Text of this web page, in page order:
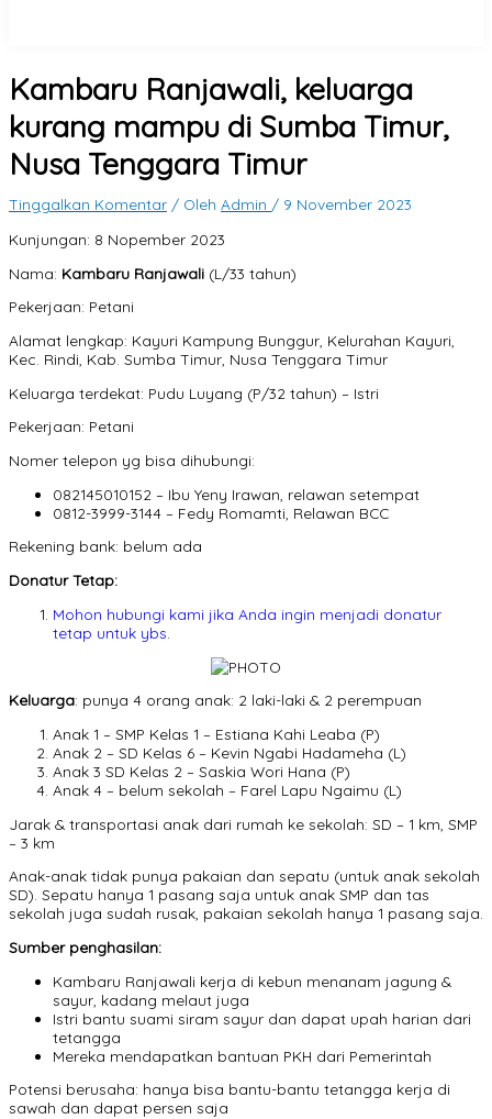
Kambaru Ranjawali, keluarga
kurang mampu di Sumba Timur,
Nusa Tenggara Timur
Tinggalkan Komentar / Oleh Admin / 9 November 2023
Kunjungan: 8 Nopember 2023
Nama: Kambaru Ranjawali (L/33 tahun)
Pekerjaan: Petani
Alamat lengkap: Kayuri Kampung Bunggur, Kelurahan Kayuri,
Kec. Rindi, Kab. Sumba Timur, Nusa Tenggara Timur
Keluarga terdekat: Pudu Luyang (P/32 tahun) – Istri
Pekerjaan: Petani
Nomer telepon yg bisa dihubungi:
082145010152 – Ibu Yeny Irawan, relawan setempat
0812-3999-3144 – Fedy Romamti, Relawan BCC
Rekening bank: belum ada
Donatur Tetap:
Mohon hubungi kami jika Anda ingin menjadi donatur
tetap untuk ybs
Keluarga: punya 4 orang anak: 2 laki-laki & 2 perempuan
Anak 1 – SMP Kelas 1 – Estiana Kahi Leaba (P)
Anak 2 – SD Kelas 6 – Kevin Ngabi Hadameha (L)
Anak 3 SD Kelas 2 – Saskia Wori Hana (P)
Anak 4 – belum sekolah – Farel Lapu Ngaimu (L)
Jarak & transportasi anak dari rumah ke sekolah: SD – 1 km, SMP
– 3 km
Anak-anak tidak punya pakaian dan sepatu (untuk anak sekolah
SD). Sepatu hanya 1 pasang saja untuk anak SMP dan tas
sekolah juga sudah rusak, pakaian sekolah hanya 1 pasang saja.
Sumber penghasilan:
Kambaru Ranjawali kerja di kebun menanam jagung &
sayur, kadang melaut juga
Istri bantu suami siram sayur dan dapat upah harian dari
tetangga
Mereka mendapatkan bantuan PKH dari Pemerintah
Potensi berusaha: hanya bisa bantu-bantu tetangga kerja di
sawah dan dapat persen saja